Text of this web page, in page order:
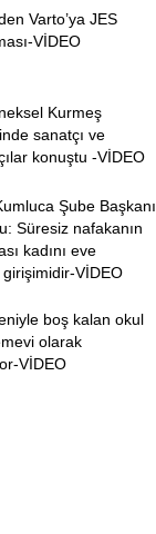
Varto’ya JES
VİDEO
Kurmeş
sanatçı ve
konuştu -VİDEO
Şube Başkanı
Süresiz nafakanın
kadını eve
VİDEO
boş kalan okul
olarak
VİDEO